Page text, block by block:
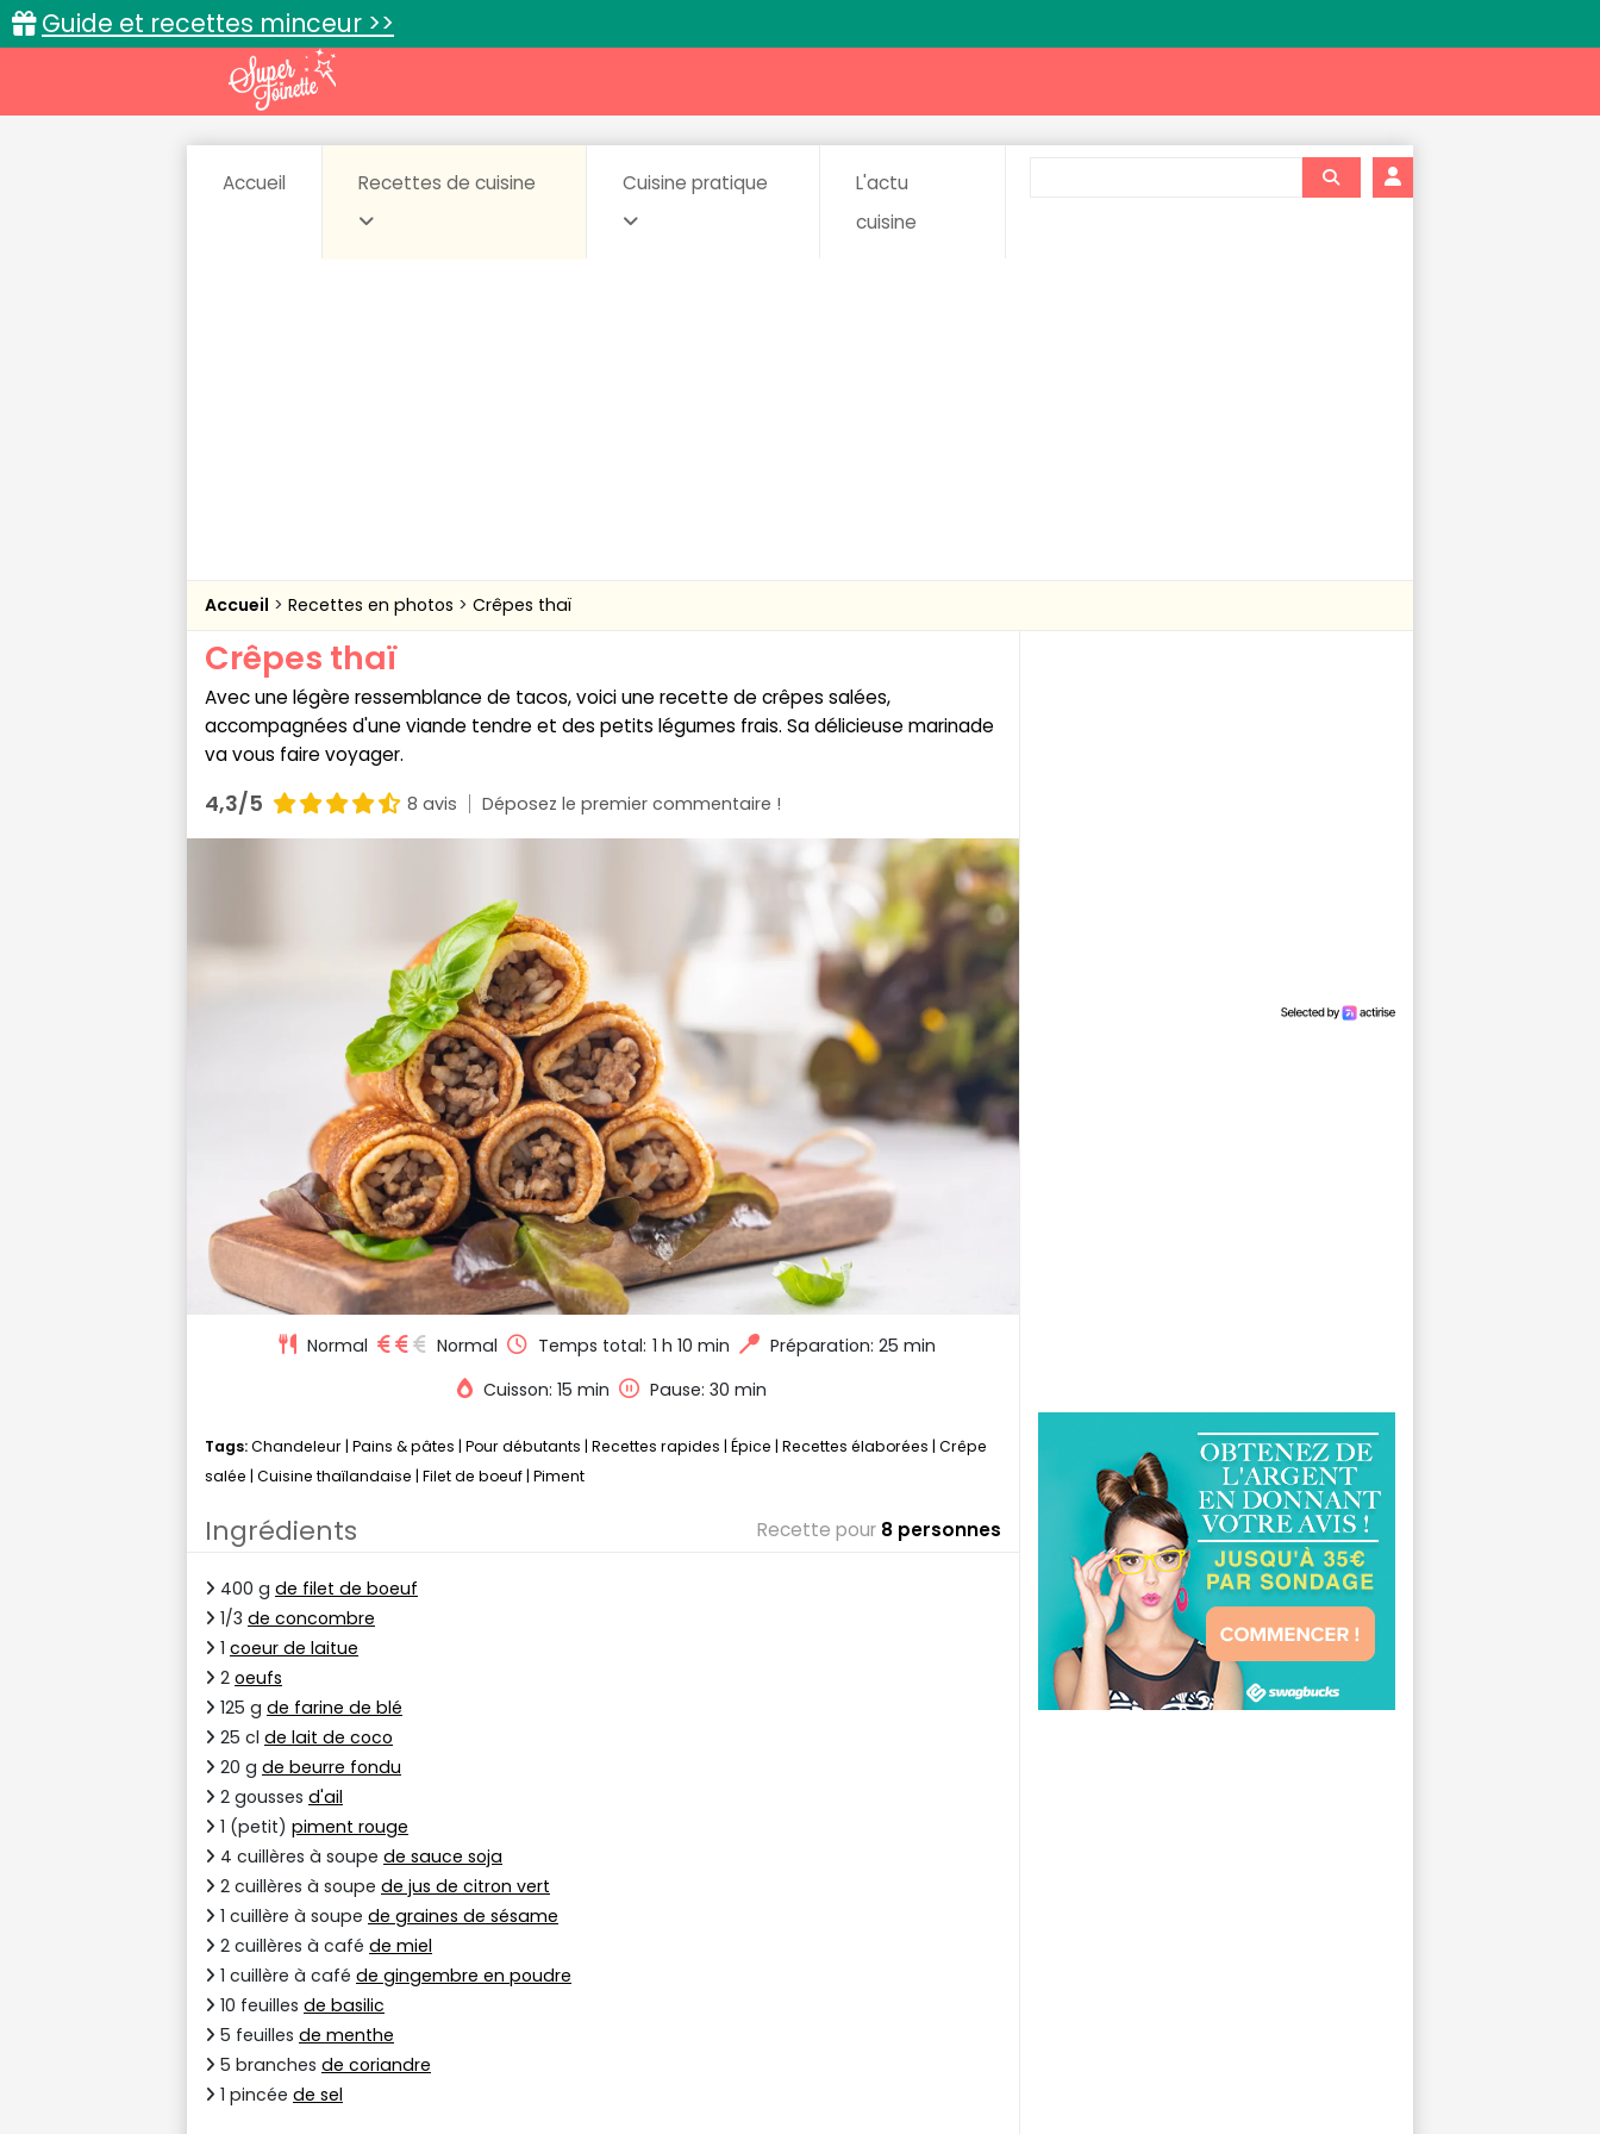
Guide et recettes minceur >>
Accueil Recettes de cuisine Cuisine pratique
L'actu
cuisine
Accueil Recettes en photos Crêpes thaï
Crêpes thaï
Avec une légère ressemblance de tacos, voici une recette de crêpes salées,
accompagnées d'une viande tendre et des petits légumes frais. Sa délicieuse marinade
va vous faire voyager.
4,3/5 8 avis Déposez le premier commentaire !
Normal Normal Temps total: 1 h 10 min
Préparation: 25 min
Cuisson: 15 min
Pause: 30 min
Tags:Chandeleur | Pains & pâtes | Pour débutants | Recettes rapides | Épice | Recettes élaborées | Crêpe
salée | Cuisine thaïlandaise | Filet de boeuf | Piment
Ingrédients Recette pour 8 personnes
400 g de filet de boeuf
1/3 de concombre
1 coeur de laitue
2 oeufs
125 g de farine de blé
25 cl de lait de coco
20 g de beurre fondu
2 gousses d'ail
1 (petit) piment rouge
4 cuillères à soupe de sauce soja
2 cuillères à soupe de jus de citron vert
1 cuillère à soupe de graines de sésame
2 cuillères à café de miel
1 cuillère à café de gingembre en poudre
10 feuilles de basilic
5 feuilles de menthe
5 branches de coriandre
1 pincée de sel